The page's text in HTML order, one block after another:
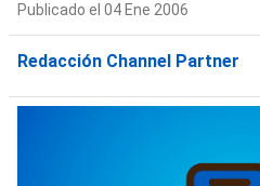
Publicado el 04 Ene 2006
Redacción Channel Partner